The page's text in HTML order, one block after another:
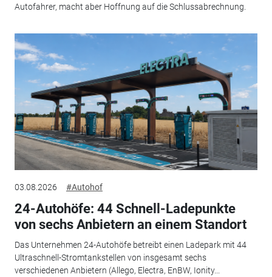
Autofahrer, macht aber Hoffnung auf die Schlussabrechnung.
03.08.2026 #Autohof
24-Autohöfe: 44 Schnell-Ladepunkte
von sechs Anbietern an einem Standort
Das Unternehmen 24-Autohöfe betreibt einen Ladepark mit 44
Ultraschnell-Stromtankstellen von insgesamt sechs
verschiedenen Anbietern (Allego, Electra, EnBW, Ionity...